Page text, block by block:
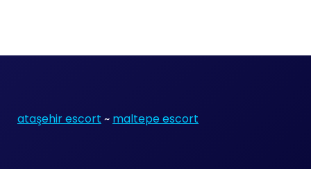
ataşehir escort ~ maltepe escort